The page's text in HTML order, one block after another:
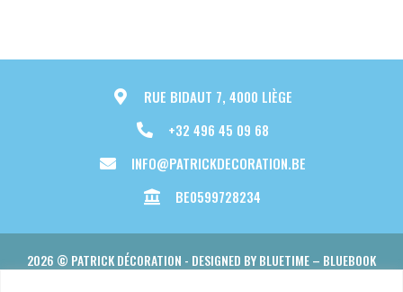
RUE BIDAUT 7, 4000 LIÈGE
+32 496 45 09 68
INFO@PATRICKDECORATION.BE
BE0599728234
2026 © PATRICK DÉCORATION - DESIGNED BYBLUETIME– BLUEBOOK